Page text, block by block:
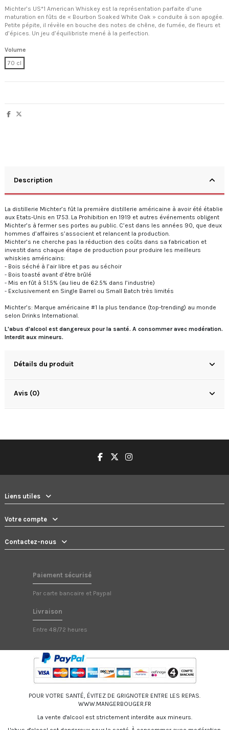
Michter’s US*1 American Whiskey est la représentation parfaite d’une
maturation en fûts de « Bourbon Soaked White Oak » conduite à son apogée.
Petite pépite, il révèle en bouche des notes de chêne, de fumée, de fleurs et
d’épices. Un jeu d’équilibriste mené à la perfection.
Volume
70 cl
Description
La distillerie Michter’s fût la première distillerie américaine à avoir été établie
aux Etats-Unis en 1753. La Prohibition en 1919 et autres événements obligent
Michter’s à fermer ses portes au public. C’est dans les années 90, que deux
hommes d’affaires s’associent et relancent la production.
Michter’s ne cherche pas la réduction des coûts dans sa fabrication et
investit dans chaque étape de production pour produire les meilleurs
whiskies américains:
- Bois séché à l’air libre et pas au séchoir
- Bois toasté avant d’être brûlé
- Mis en fût à 51.5% (au lieu de 62.5% dans l’industrie)
- Exclusivement en Single Barrel ou Small Batch très limités
Michter’s: Marque américaine #1 la plus tendance (top-trending) au monde
selon Drinks International.
L'abus d'alcool est dangereux pour la santé. A consommer avec modération.
Interdit aux mineurs.
Détails du produit
Avis (0)
Liens utiles
Votre compte
Contactez-nous
Paiement sécurisé
Par carte bancaire et Paypal
Livraison
Entre 48/72 heures
POUR VOTRE SANTÉ, ÉVITEZ DE GRIGNOTER ENTRE LES REPAS.
WWW.MANGERBOUGER.FR
La vente d'alcool est strictement interdite aux mineurs.